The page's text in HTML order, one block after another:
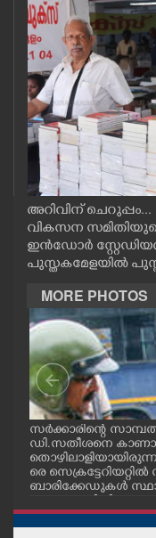
OBITUARY
NEWS 360
CASE DIARY
CINEMA
OPINION
PHOTOS
LIFESTYLE
SPIRITUAL
INFO+
ART
അറിവിന്
വികസന
ഇൻഡോർ
പുസ്തകമേളയിൽ
MORE PHOTOS
സർക്കാരിന്റെ
ഡി.സതീശനെ
രെ
ബാരിക്കേഡുകൾ
പൊലീസ്
ത്തെ തുടർന്ന്